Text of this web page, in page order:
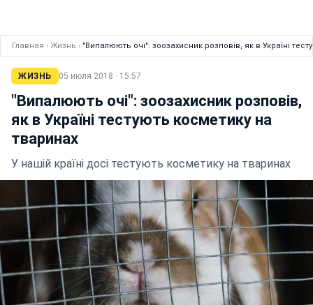
Главная › Жизнь › "Випалюють очі": зоозахисник розповів, як в Україні
ЖИЗНЬ 05 июля 2018 · 15:57
"Випалюють очі": зоозахисник розповів,
як в Україні тестують косметику на
тваринах
У нашій країні досі тестують косметику на тваринах